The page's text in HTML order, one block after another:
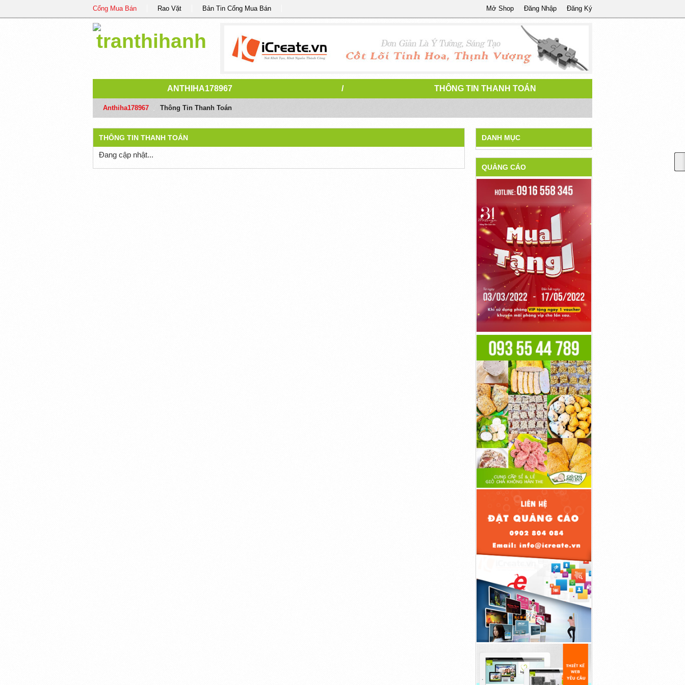
Cổng Mua Bán Rao Vặt Bản Tin Cổng Mua Bán Đăng Ký
Đăng Nhập
Mở Shop
ANTHIHA178967 / THÔNG TIN THANH TOÁN
Anthiha178967 Thông Tin Thanh Toán
THÔNG TIN THANH TOÁN
Đang cập nhật...
DANH MỤC
QUẢNG CÁO